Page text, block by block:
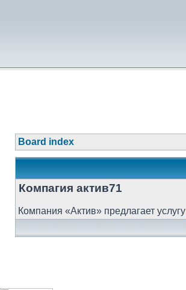
Board index
Компагия актив71
Компания «Актив» предлагает услугу